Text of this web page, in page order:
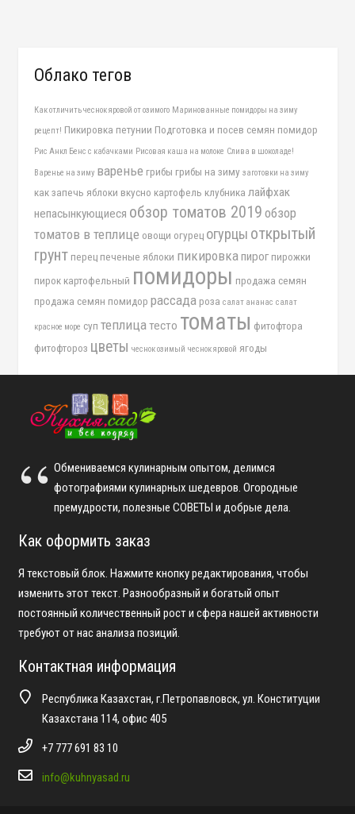
Облако тегов
Как отличить чеснок яровой от озимого Маринованные помидоры на зиму
рецепт! Пикировка петунии Подготовка и посев семян помидор
Рис Анкл Бенс с кабачками Рисовая каша на молоке Слива в шоколаде!
Варенье на зиму варенье грибы грибы на зиму заготовки на зиму
как запечь яблоки вкусно картофель клубника лайфхак
непасынкующиеся обзор томатов 2019 обзор
томатов в теплице овощи огурец огурцы открытый
грунт перец печеные яблоки пикировка пирог пирожки
пирок картофельный помидоры продажа семян
продажа семян помидор рассада роза салат ананас салат
красное море суп теплица тесто томаты фитофтора
фитофтороз цветы чеснок озимый чеснок яровой ягоды
Обмениваемся кулинарным опытом, делимся
фотографиями кулинарных шедевров. Огородные
премудрости, полезные СОВЕТЫ и добрые дела.
Как оформить заказ
Я текстовый блок. Нажмите кнопку редактирования, чтобы
изменить этот текст. Разнообразный и богатый опыт
постоянный количественный рост и сфера нашей активности
требуют от нас анализа позиций.
Контактная информация
Республика Казахстан, г.Петропавловск, ул. Конституции
Казахстана 114, офис 405
+7 777 691 83 10
info@kuhnyasad.ru